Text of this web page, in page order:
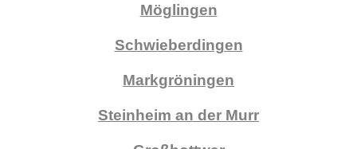
Möglingen
Schwieberdingen
Markgröningen
Steinheim an der Murr